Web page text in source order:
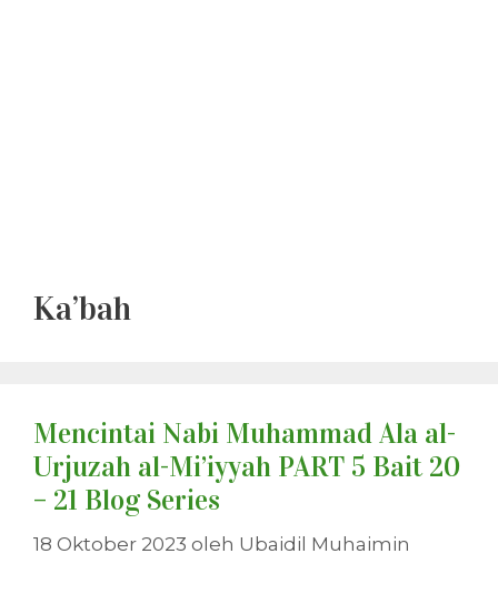
Ka’bah
Mencintai Nabi Muhammad Ala al-
Urjuzah al-Mi’iyyah PART 5 Bait 20
– 21 Blog Series
18 Oktober 2023 oleh Ubaidil Muhaimin